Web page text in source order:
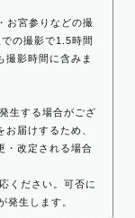
お宮参りなどの撮
の撮影で1.5時間
撮影時間に含みま
生する場合がござ
届けするため、
・改定される場合
ください。可否に
発生します。